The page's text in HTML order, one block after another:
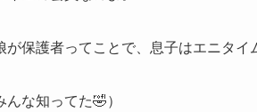
が保護者ってことで、息子はエニタイ
んな知ってた🤣）